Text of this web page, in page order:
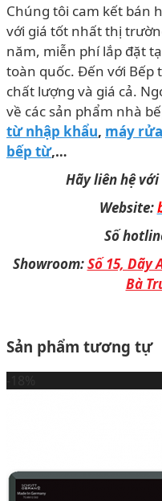
Chúng tôi cam kết bán
với giá tốt nhất thị
năm, miễn phí lắp đặt
toàn quốc. Đến với Bếp
chất lượng và giá cả.
về các sản phẩm nhà
từ nhập khẩu, máy
bếp từ,…
Hãy liên hệ
Website:
Số
Showroom:Số 15, Dãy
Bà
Sản phẩm tương tự